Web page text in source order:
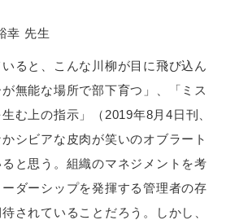
幸 先生
ると、こんな川柳が目に飛び込ん
無能な場所で部下育つ」、「ミス
む上の指示」（2019年8月4日刊、
シビアな皮肉が笑いのオブラート
と思う。組織のマネジメントを考
ダーシップを発揮する管理者の存
されていることだろう。しかし、